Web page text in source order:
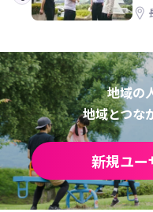
校
地域の
地域とつな
新規ユー